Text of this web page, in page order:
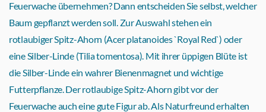
Feuerwache übernehmen? Dann entscheiden Sie selbst, welcher
Baum gepflanzt werden soll. Zur Auswahl stehen ein
rotlaubiger Spitz-Ahorn (Acer platanoides `Royal Red`) oder
eine Silber-Linde (Tilia tomentosa). Mit ihrer üppigen Blüte ist
die Silber-Linde ein wahrer Bienenmagnet und wichtige
Futterpflanze. Der rotlaubige Spitz-Ahorn gibt vor der
Feuerwache auch eine gute Figur ab. Als Naturfreund erhalten